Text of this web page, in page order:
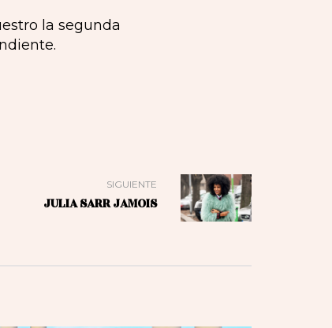
la segunda
SIGUIENTE
JULIA SARR JAMOIS